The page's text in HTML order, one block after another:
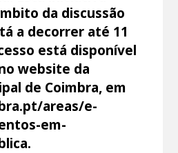
da discussão
a decorrer até 11
está disponível
website da
de Coimbra, em
areas/e-
em-